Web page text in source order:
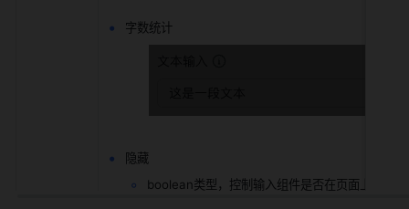
字数统计
隐藏
boolean类型，控制输入组件是否在页面上隐藏